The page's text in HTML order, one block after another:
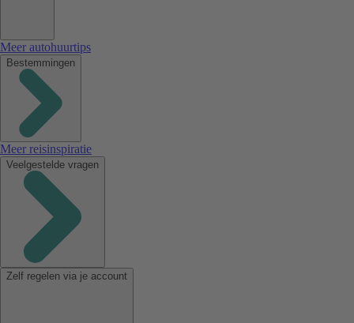
Meer autohuurtips
Bestemmingen
Meer reisinspiratie
Veelgestelde vragen
Zelf regelen via je account